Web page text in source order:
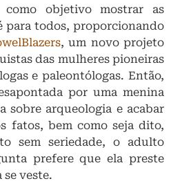
objetivo mostrar as
para todos, proporcionando
, um novo projeto
das mulheres pioneiras
e paleontólogas. Então,
por uma menina
sobre arqueologia e acabar
fatos, bem como seja dito,
sem seriedade, o adulto
prefere que ela preste
se veste.